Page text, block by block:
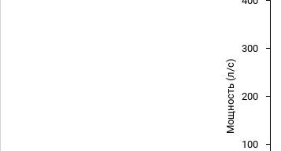
Мощность (л/с)
100
200
300